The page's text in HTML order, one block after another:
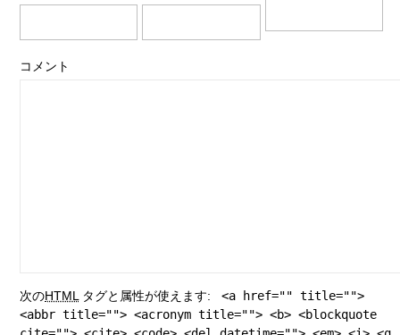
コメント
次のHTML タグと属性が使えます:
<a href="" title="">
<abbr title=""> <acronym title=""> <b> <blockquote